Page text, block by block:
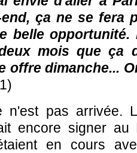
ça ne se fera
belle opportunité.
mois que ça
offre dimanche...
n'est pas arrivée.
encore signer au
en cours